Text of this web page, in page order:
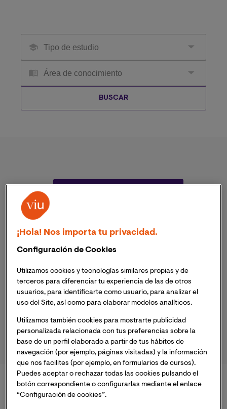
Maestrías Virtuales
¡Hola! Nos importa tu privacidad.
Configuración de Cookies
Utilizamos cookies y tecnologías similares propias y de
terceros para diferenciar tu experiencia de las de otros
usuarios, para identificarte como usuario, para analizar el
uso del Site, así como para elaborar modelos analíticos.
Utilizamos también cookies para mostrarte publicidad
personalizada relacionada con tus preferencias sobre la
base de un perfil elaborado a partir de tus hábitos de
navegación (por ejemplo, páginas visitadas) y la información
que nos facilites (por ejemplo, en formularios de cursos).
Puedes aceptar o rechazar todas las cookies pulsando el
botón correspondiente o configurarlas mediante el enlace
“Configuración de cookies”.